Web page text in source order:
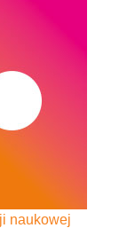
naukowej